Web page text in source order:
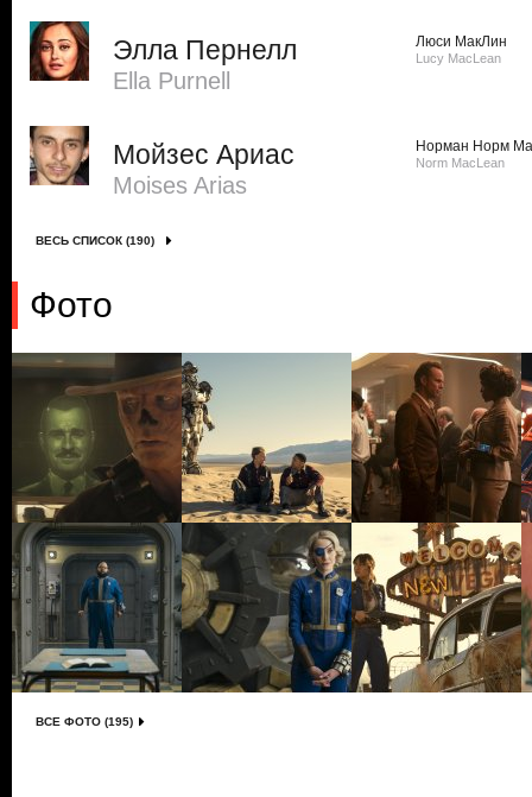
Элла Пернелл
Ella Purnell
Люси МакЛин
Lucy MacLean
Мойзес Ариас
Moises Arias
Норман Норм
Norm MacLean
ВЕСЬ СПИСОК (190)
Фото
ВСЕ ФОТО (195)